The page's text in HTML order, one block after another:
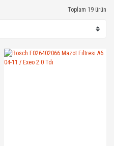
Toplam 19 ürün